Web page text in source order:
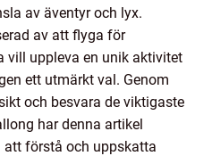
av äventyr och lyx.
av att flyga för
vill uppleva en unik aktivitet
ett utmärkt val. Genom
och besvara de viktigaste
har denna artikel
förstå och uppskatta